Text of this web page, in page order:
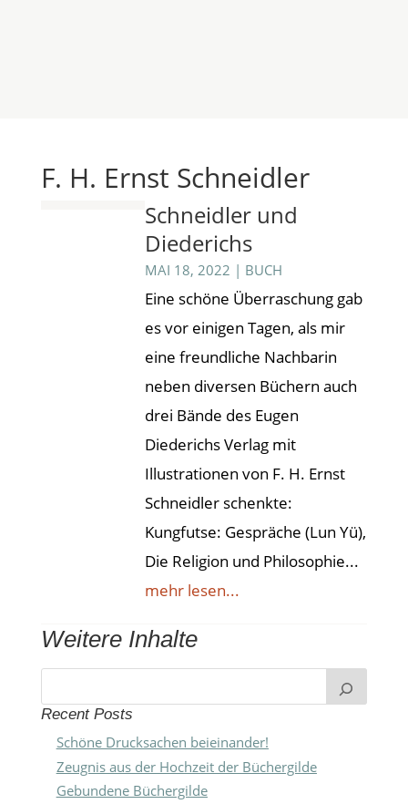
F. H. Ernst Schneidler
Schneidler und
Diederichs
MAI 18, 2022 | BUCH
Eine schöne Überraschung gab
es vor einigen Tagen, als mir
eine freundliche Nachbarin
neben diversen Büchern auch
drei Bände des Eugen
Diederichs Verlag mit
Illustrationen von F. H. Ernst
Schneidler schenkte:
Kungfutse: Gespräche (Lun Yü),
Die Religion und Philosophie...
mehr lesen...
Weitere Inhalte
Recent Posts
Schöne Drucksachen beieinander!
Zeugnis aus der Hochzeit der Büchergilde
Gebundene Büchergilde